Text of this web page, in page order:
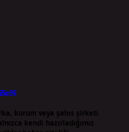
kurum veya şahıs şirketi
kendi hazırladığımız